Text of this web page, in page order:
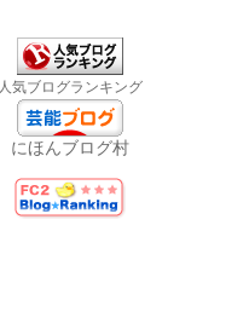
人気ブログランキング
にほんブログ村